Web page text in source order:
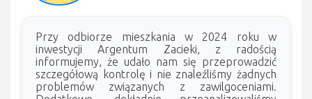
Przy odbiorze mieszkania w 2024 roku w
inwestycji Argentum Zacieki, z radością
informujemy, że udało nam się przeprowadzić
szczegółową kontrolę i nie znaleźliśmy żadnych
problemów związanych z zawilgoceniami.